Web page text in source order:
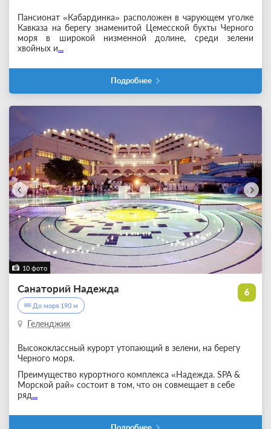
Пансионат «Кабардинка» расположен в чарующем уголке
Кавказа на берегу знаменитой Цемесской бухты Черного
моря в широкой низменной долине, среди зелени
хвойных и...
Подробнее
10 фото
6
Санаторий Надежда
До моря 190 м
Геленджик
Высококлассный курорт утопающий в зелени, на берегу
Черного моря.
Преимущество курортного комплекса «Надежда. SPA &
Морской рай» состоит в том, что он совмещает в себе
ряд...